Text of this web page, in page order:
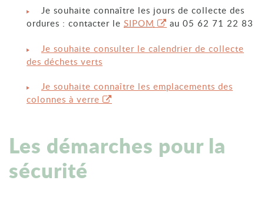
Je souhaite connaître les jours de collecte des
ordures : contacter le SIPOM au 05 62 71 22 83
Je souhaite consulter le calendrier de collecte
des déchets verts
Je souhaite connaître les emplacements des
colonnes à verre
Les démarches pour la
sécurité